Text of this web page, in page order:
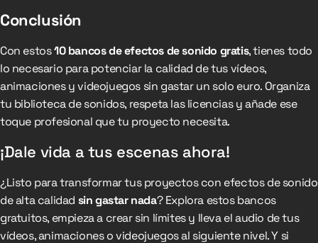
Conclusión
Con estos10 bancos de efectos de sonido gratis, tienes todo
lo necesario para potenciar la calidad de tus vídeos,
animaciones y videojuegos sin gastar un solo euro. Organiza
tu biblioteca de sonidos, respeta las licencias y añade ese
toque profesional que tu proyecto necesita.
¡Dale vida a tus escenas ahora!
¿Listo para transformar tus proyectos con efectos de sonido
de alta calidad sin gastar nada? Explora estos bancos
gratuitos, empieza a crear sin límites y lleva el audio de tus
vídeos, animaciones o videojuegos al siguiente nivel. Y si